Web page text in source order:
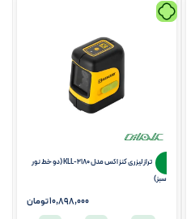
تراز لیزری کنزاکس مدل KLL-2180 (دو خط نور
سبز)
10,898,000تومان